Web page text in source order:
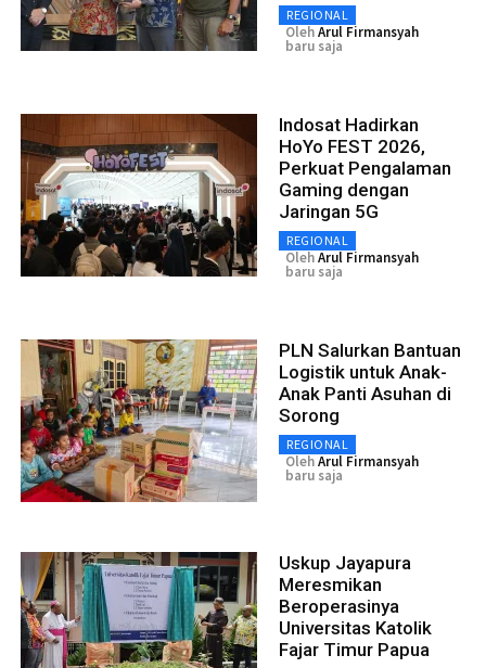
REGIONAL
OlehArul Firmansyah
baru saja
Indosat Hadirkan
HoYo FEST 2026,
Perkuat Pengalaman
Gaming dengan
Jaringan 5G
REGIONAL
OlehArul Firmansyah
baru saja
PLN Salurkan Bantuan
Logistik untuk Anak-
Anak Panti Asuhan di
Sorong
REGIONAL
OlehArul Firmansyah
baru saja
Uskup Jayapura
Meresmikan
Beroperasinya
Universitas Katolik
Fajar Timur Papua